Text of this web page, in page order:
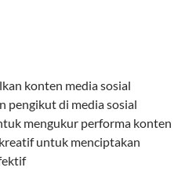
konten media sosial
pengikut di media sosial
mengukur performa konten
untuk menciptakan